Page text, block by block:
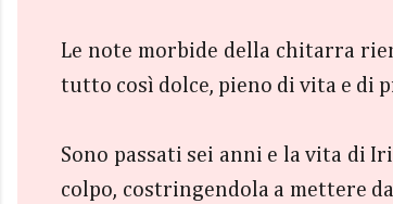
Le note morbide della chitarra
tutto così dolce, pieno di vita e di
Sono passati sei anni e la vita di
colpo, costringendola a mettere